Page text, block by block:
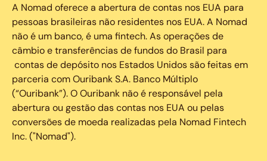
A Nomad oferece a abertura de contas nos EUA para
pessoas brasileiras não residentes nos EUA. A Nomad
não é um banco, é uma fintech. As operações de
câmbio e transferências de fundos do Brasil para
contas de depósito nos Estados Unidos são feitas em
parceria com Ouribank S.A. Banco Múltiplo
(“Ouribank”). O Ouribank não é responsável pela
abertura ou gestão das contas nos EUA ou pelas
conversões de moeda realizadas pela Nomad Fintech
Inc. ("Nomad").